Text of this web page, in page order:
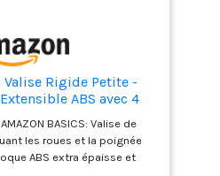
L
Valise Rigide Petite -
ABS avec 4
et Légère - 55 x
- Noir
BASICS: Valise de
les roues et la poignée
ABS extra épaisse et